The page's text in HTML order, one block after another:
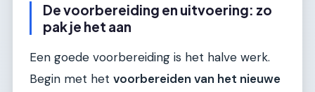
De voorbereiding en uitvoering: zo
pak je het aan
Een goede voorbereiding is het halve werk.
Begin met het voorbereiden van het nieuwe